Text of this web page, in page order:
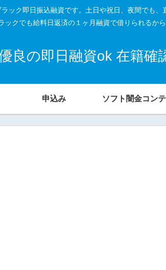
ック即日振込融資です。土日や祝日、夜間でも
ックでも給料日返済の１ヶ月融資で借りられるか
良の即日融資ok 在籍確
申込み ソフト闇金コン